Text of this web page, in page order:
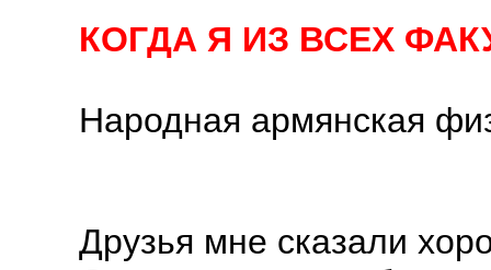
КОГДА Я ИЗ ВСЕХ
Народная армянская
Друзья мне сказали